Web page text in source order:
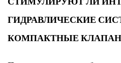
ГИДРАВЛИЧЕСКИЕ
КОМПАКТНЫЕ